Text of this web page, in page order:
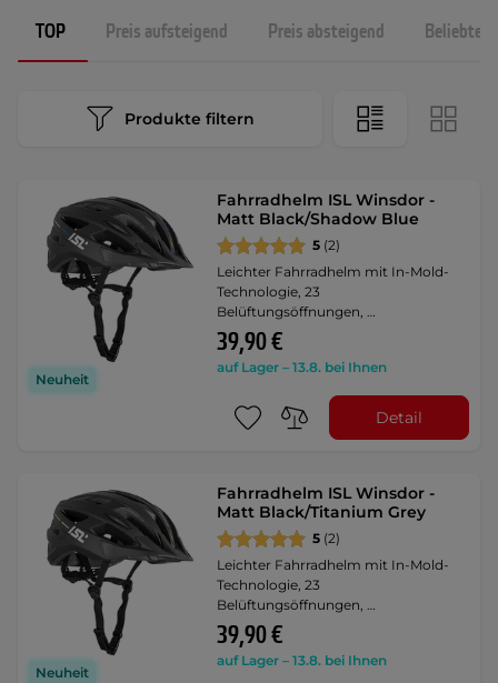
TOP Preis aufsteigend Preis absteigend
Produkte filtern
Neuheit
Fahrradhelm ISL Winsdor -
Matt Black/Shadow Blue
5 (2)
Leichter Fahrradhelm mit In-Mold-
Technologie, 23
Belüftungsöffnungen, …
39,90 €
auf Lager – 13.8. bei Ihnen
Detail
Neuheit
Fahrradhelm ISL Winsdor -
Matt Black/Titanium Grey
5 (2)
Leichter Fahrradhelm mit In-Mold-
Technologie, 23
Belüftungsöffnungen, …
39,90 €
auf Lager – 13.8. bei Ihnen